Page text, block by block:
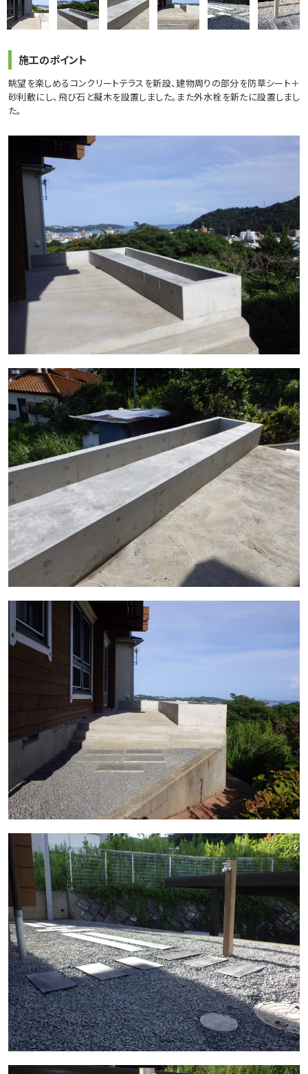
施工のポイント
眺望を楽しめるコンクリートテラスを新設、建物周りの部分を防草シート＋
砂利敷にし、飛び石と擬木を設置しました。また外水栓を新たに設置しまし
た。